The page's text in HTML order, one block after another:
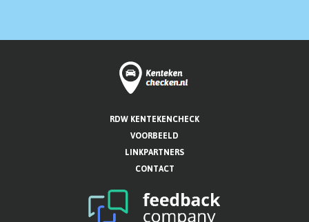
RDW KENTEKENCHECK
VOORBEELD
LINKPARTNERS
CONTACT